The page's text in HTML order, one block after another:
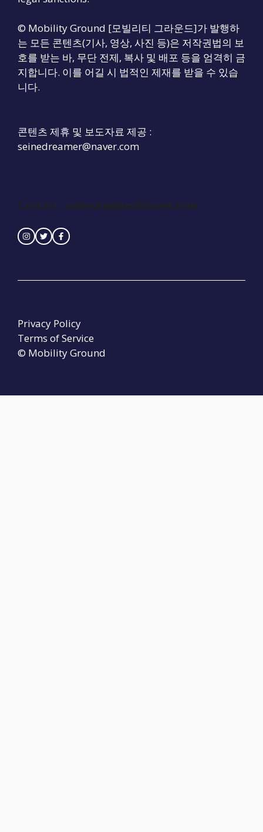
© Mobility Ground [모빌리티 그라운드]가 발행하
는 모든 콘텐츠(기사, 영상, 사진 등)은 저작권법의 보
호를 받는 바, 무단 전제, 복사 및 배포 등을 엄격히 금
지합니다. 이를 어길 시 법적인 제재를 받을 수 있습
니다.
콘텐츠 제휴 및 보도자료 제공 :
seinedreamer@naver.com
Contact : seinedreamer@naver.com
© Mobility Ground
Privacy Policy
Terms of Service